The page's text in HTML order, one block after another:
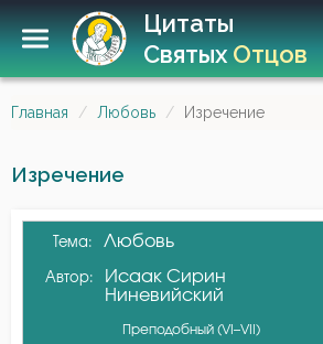
Цитаты
СвятыхОтцов
Главная Любовь Изречение
Изречение
Тема: Любовь
Автор:
Исаак Сирин
Ниневийский
Преподобный (VI–VII)